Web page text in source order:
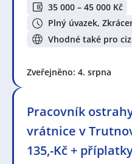
35 000 – 45 000 Kč
Plný úvazek,
Vhodné také pro
Zveřejněno: 4. srpna
Pracovník
vrátnice v
135,-Kč +